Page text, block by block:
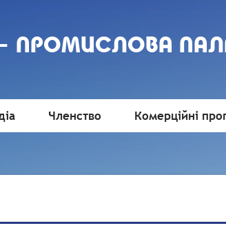
ПРОМИСЛОВА
Членство Комерційні